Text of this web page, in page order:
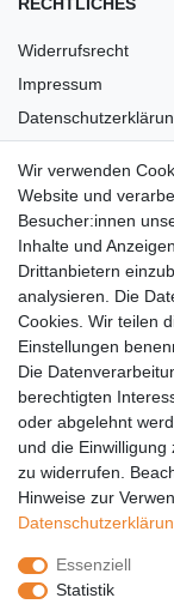
Widerrufsrecht
Impressum
Barrierefreiheit
Anleitungen
Vertrag widerrufen
PARTNER
DHL
GLS
PaketPLUS
SPONSORING
Malchower SV 90
Wir verwenden
Website und
Besucher:innen
Inhalte und
Drittanbietern
analysieren. Die
Cookies. Wir teilen
Einstellungen
Die
berechtigten
oder abgelehnt
und die
zu widerrufen.
Hinweise zur
Essenziell
Statistik